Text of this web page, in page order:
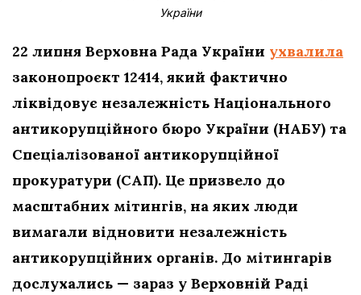
України
22 липня Верховна Рада України ухвалила
законопроєкт 12414, який фактично
ліквідовує незалежність Національного
антикорупційного бюро України (НАБУ) та
Спеціалізованої антикорупційної
прокуратури (САП). Це призвело до
масштабних мітингів, на яких люди
вимагали відновити незалежність
антикорупційних органів. До мітингарів
дослухались — зараз у Верховній Раді